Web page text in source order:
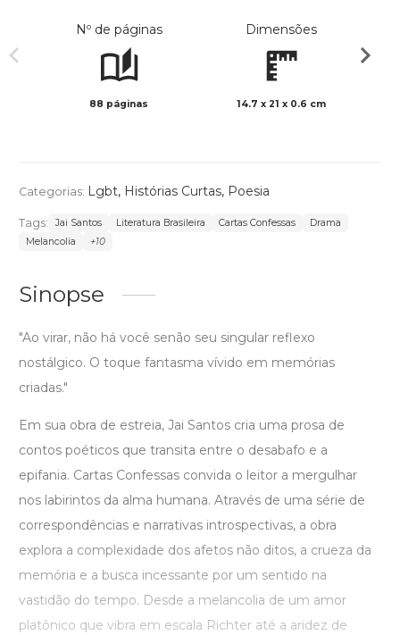
Nº de páginas
88 páginas
Dimensões
14.7 x 21 x 0.6 cm
Categorias: Lgbt, Histórias Curtas, Poesia
Tags: Jai Santos Literatura Brasileira Cartas Confessas
Drama
Melancolia
+10
Sinopse
"Ao virar, não há você senão seu singular reflexo
nostálgico. O toque fantasma vívido em memórias
criadas."
Em sua obra de estreia, Jai Santos cria uma prosa de
contos poéticos que transita entre o desabafo e a
epifania. Cartas Confessas convida o leitor a mergulhar
nos labirintos da alma humana. Através de uma série de
correspondências e narrativas introspectivas, a obra
explora a complexidade dos afetos não ditos, a crueza da
memória e a busca incessante por um sentido na
vastidão do tempo. Desde a melancolia de um amor
platônico que vibra em escala Richter até a aridez de